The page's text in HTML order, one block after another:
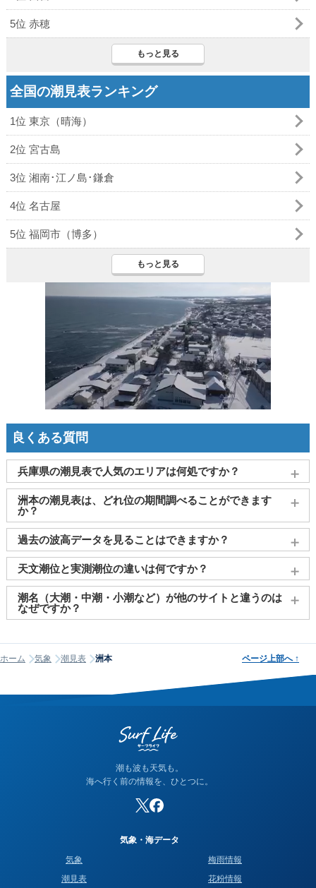
5位 赤穂
もっと見る
全国の潮見表ランキング
1位 東京（晴海）
2位 宮古島
3位 湘南･江ノ島･鎌倉
4位 名古屋
5位 福岡市（博多）
もっと見る
良くある質問
兵庫県の潮見表で人気のエリアは何処ですか？
神戸 、姫路（飾磨） 、 明石、西宮、 赤穂
がよく見られており
ます。
洲本の潮見表は、どれ位の期間調べることができます
か？
2011～2027年までの16年間分の潮汐情報や日の出・日の入りを
調べることができます。視覚的に分かり易くタイドグラフで、
日の出・日の入り情報も合わせて確認することができます。
過去の波高データを見ることはできますか？
大変申し訳ございませんが、過去の波高データ（波の高さ）に
関してはご提供しておりません。
天文潮位と実測潮位の違いは何ですか？
天文潮位とは、月や太陽の引力をもとに計算された予測値で
す。一方、実測潮位は観測所で実際に計測された海面の高さで
す。両者には気圧や風などの気象条件により差（潮位偏差）が
ら陸に向かって強風が吹くと、海水が沿岸に吹き寄せられて潮
位が上昇します。当サイトでは気象庁の観測データをもとにリ
アルタイムの実測潮位をタイドグラフに表示しており、予測と
潮名（大潮・中潮・小潮など）が他のサイトと違うのは
なぜですか？
何日まで大潮」という統一された公的な定義はありません。そ
のため、サイトが採用する計算方式によって、境界にあたる日
って見える場合は、そのサイトが別の方式を使っている可能性
ホーム 気象 潮見表 洲本 ページ上部へ ↑
潮も波も天気も。
海へ行く前の情報を、ひとつに。
気象・海データ
気象
潮見表
梅雨情報
花粉情報